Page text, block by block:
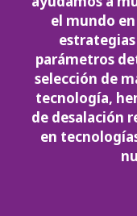
el mundo
estrategias
parámetros
selección de
tecnología,
de desalación
en